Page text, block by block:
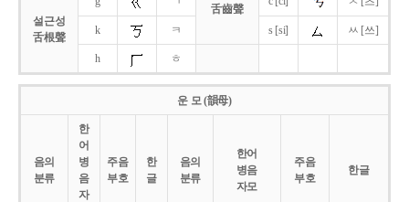
舌齒聲
설근성
舌根聲
k ㅋ s [si] ㅆ [쓰]
h ㅎ
운 모 (韻母)
음의
분류
한
어
병
음
자
주음
부호
한
글
음의
분류
한어
병음
자모
주음
부호
한글